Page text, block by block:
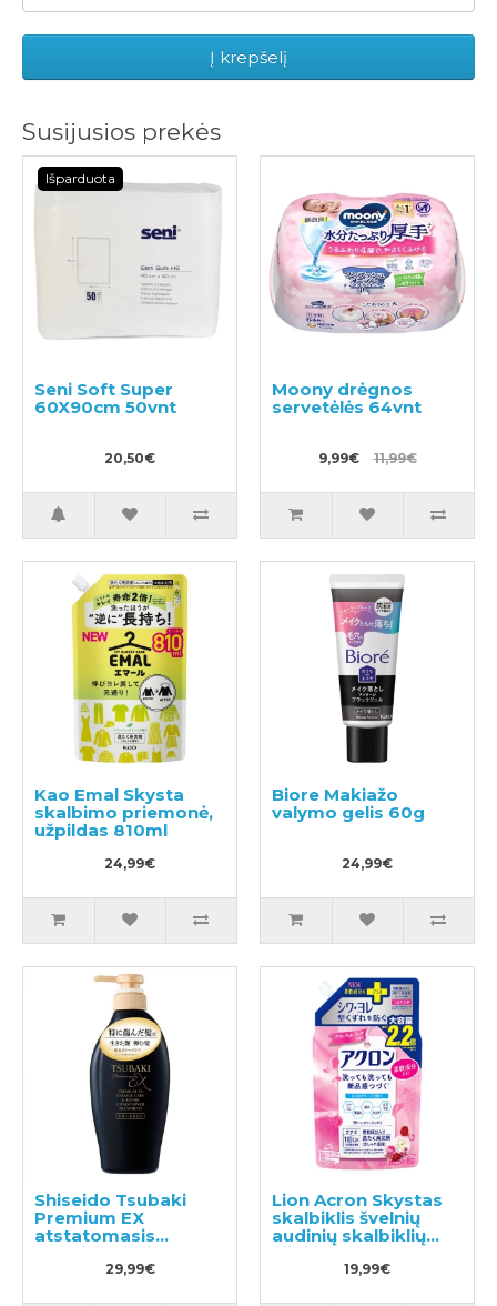
Į krepšelį
Susijusios prekės
Išparduota
Seni Soft Super
60X90cm 50vnt
20,50€
Moony drėgnos
servetėlės 64vnt
9,99€ 11,99€
Kao Emal Skysta
skalbimo priemonė,
užpildas 810ml
24,99€
Biore Makiažo
valymo gelis 60g
24,99€
Shiseido Tsubaki
Premium EX
atstatomasis
kondicionierius-
kaukė pažeistiems
29,99€
Lion Acron Skystas
skalbiklis švelnių
audinių skalbiklių
užpildas 850ml
19,99€